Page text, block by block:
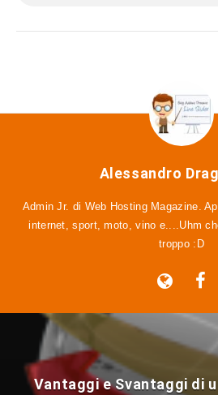
Alessandro
Admin Jr. di Web Hosting Magazine.
internet, sport, moto, vino e....Uhm
troppo :D
Vantaggi e Svantaggi di